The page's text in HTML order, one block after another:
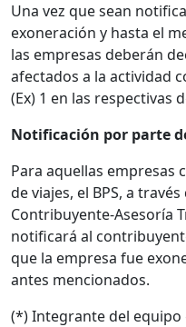
Una vez que sean
exoneración y hasta el
las empresas deberán
afectados a la actividad
(Ex) 1 en las respectivas
Notificación por parte
Para aquellas empresas
de viajes, el BPS, a
Contribuyente-Asesoría
notificará al
que la empresa fue
antes mencionados.
(*) Integrante del equipo